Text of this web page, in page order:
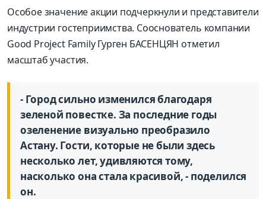
Особое значение акции подчеркнули и представители
индустрии гостеприимства. Со­основатель компании
Good Project Family Гурген БАСЕНЦЯН отметил
масштаб участия.
- Город сильно изменился благодаря
зеленой повестке. За последние годы
озеленение визуально преобразило
Астану. Гости, которые не были здесь
несколько лет, удивляются тому,
насколько она стала красивой, - поделился
он.